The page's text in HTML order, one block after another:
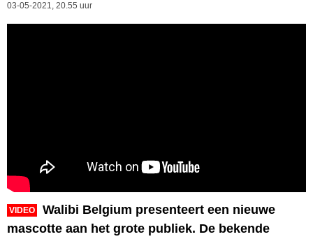
03-05-2021, 20.55 uur
VIDEO
Walibi Belgium presenteert een nieuwe
mascotte aan het grote publiek. De bekende